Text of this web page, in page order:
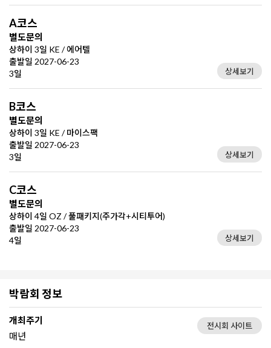
A코스
별도문의
상하이 3일 KE / 에어텔
출발일 2027-06-23
3일
상세보기
B코스
별도문의
상하이 3일 KE / 마이스팩
출발일 2027-06-23
3일
상세보기
C코스
별도문의
상하이 4일 OZ / 풀패키지(주가각+시티투어)
출발일 2027-06-23
4일
상세보기
박람회 정보
개최주기
매년
전시회 사이트